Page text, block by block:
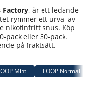
Factory, är ett ledande
rymmer ett urval av
nikotinfritt snus. Köp
pack eller 30-pack.
på fraktsätt.
Mint LOOP Normal